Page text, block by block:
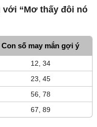
“Mơ thấy đôi nó
Con số may mắn gợi ý
12, 34
23, 45
56, 78
67, 89